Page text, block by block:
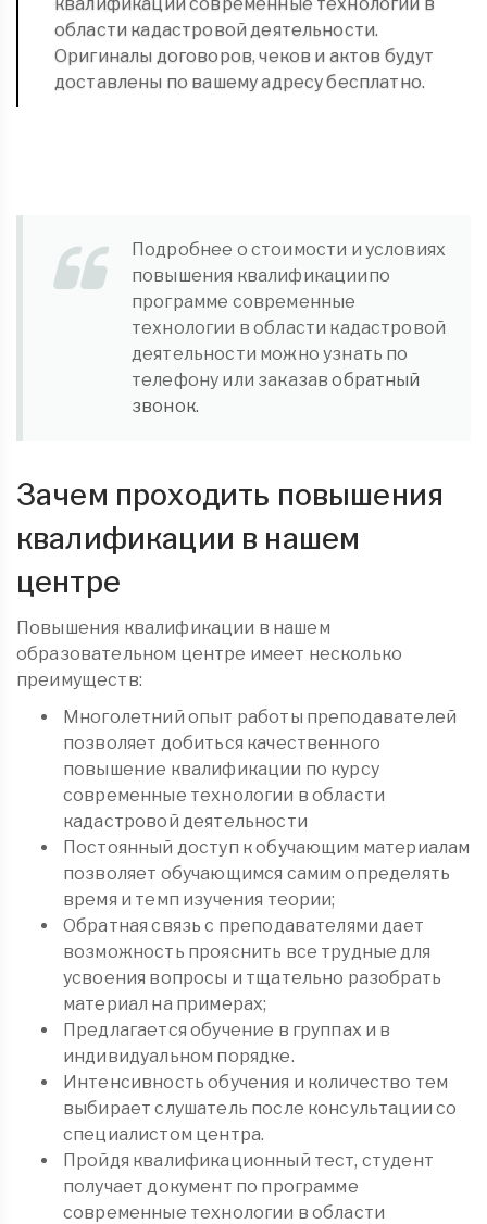
области кадастровой деятельности.
Оригиналы договоров, чеков и актов будут
доставлены по вашему адресу бесплатно.
Подробнее о стоимости и условиях
повышения квалификациипо
программе современные
технологии в области кадастровой
деятельности можно узнать по
телефону или заказавобратный
звонок.
Зачем проходить повышения
квалификации в нашем
центре
Повышения квалификации в нашем
образовательном центре имеет несколько
преимуществ:
Многолетний опыт работы преподавателей
позволяет добиться качественного
повышение квалификации по курсу
современные технологии в области
кадастровой деятельности
Постоянный доступ к обучающим материалам
позволяет обучающимся самим определять
время и темп изучения теории;
Обратная связь с преподавателями дает
возможность прояснить все трудные для
усвоения вопросы и тщательно разобрать
материал на примерах;
Предлагается обучение в группах и в
индивидуальном порядке.
Интенсивность обучения и количество тем
выбирает слушатель после консультации со
специалистом центра.
Пройдя квалификационный тест, студент
получает документ по программе
современные технологии в области